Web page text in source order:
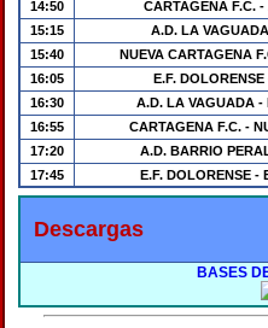
14:50
CARTAGENA F.C.
15:15
A.D. LA
15:40
NUEVA CARTAGENA
16:05
E.F.
16:30
A.D. LA VAGUADA -
16:55
CARTAGENA F.C. -
17:20
A.D. BARRIO
17:45
E.F. DOLORENSE -
Descargas
BASES